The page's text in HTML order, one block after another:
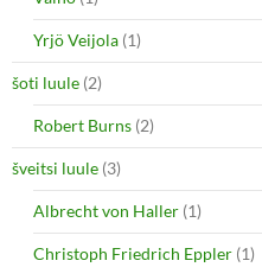
Yrjö Veijola (1)
šoti luule (2)
Robert Burns (2)
šveitsi luule (3)
Albrecht von Haller (1)
Christoph Friedrich Eppler (1)